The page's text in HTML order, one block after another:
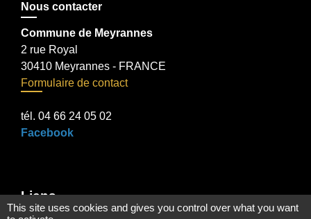
Nous contacter
Commune de Meyrannes
2 rue Royal
30410 Meyrannes - FRANCE
Formulaire de contact
tél. 04 66 24 05 02
Facebook
Liens
This site uses cookies and gives you control over what you want